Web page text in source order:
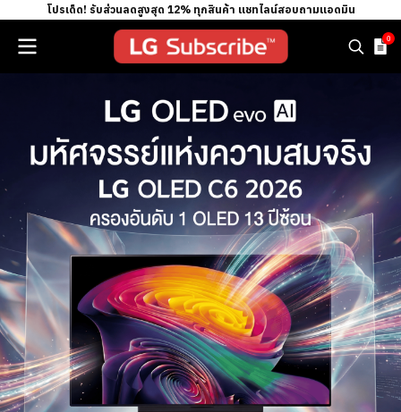
โปรเด็ด! รับส่วนลดสูงสุด 12% ทุกสินค้า แชทไลน์สอบถามแอดมิน
0